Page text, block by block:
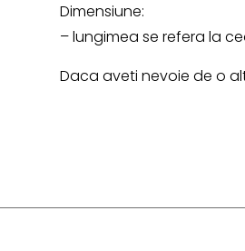
Dimensiune:
– lungimea se refera la
Daca aveti nevoie de o